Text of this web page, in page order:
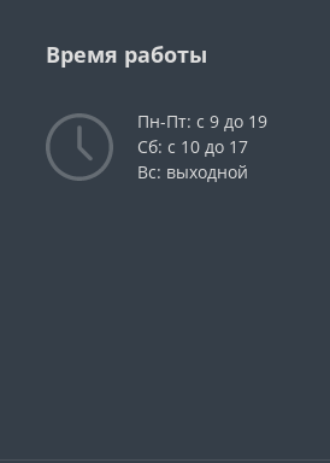
Время работы
Пн-Пт: с 9 до 19
Сб: с 10 до 17
Вс: выходной